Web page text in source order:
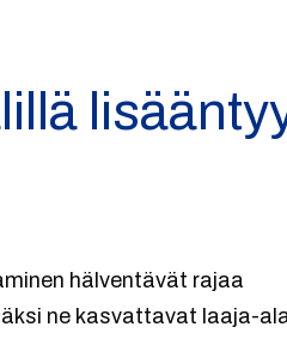
hälventävät rajaa
ne kasvattavat laaja-